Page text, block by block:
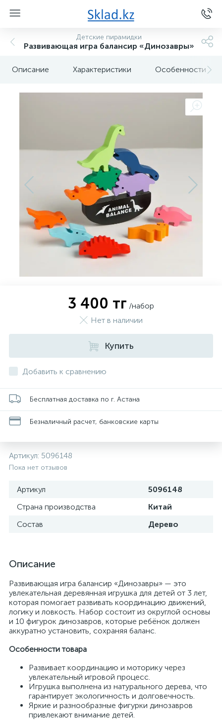
Детские пирамидки
Развивающая игра балансир «Динозавры»
Описание Характеристики Особенности
3 400 тг /набор
Нет в наличии
Купить
Добавить к сравнению
Бесплатная доставка по г. Астана
Безналичный расчет, банковские карты
Артикул: 5096148
Пока нет отзывов
Артикул
5096148
Страна производства
Китай
Состав
Дерево
Описание
Развивающая игра балансир «Динозавры» — это
увлекательная деревянная игрушка для детей от 3 лет,
которая помогает развивать координацию движений,
логику и ловкость. Набор состоит из округлой основы
и 10 фигурок динозавров, которые ребёнок должен
аккуратно установить, сохраняя баланс.
Особенности товара
Развивает координацию и моторику через
увлекательный игровой процесс.
Игрушка выполнена из натурального дерева, что
гарантирует экологичность и долговечность.
Яркие и разнообразные фигурки динозавров
привлекают внимание детей.